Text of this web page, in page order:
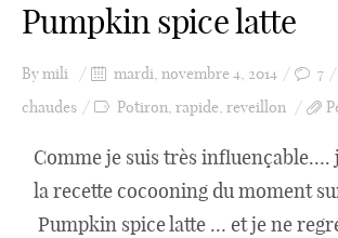
Catégories
Apéro
Entrée
Pumpkin spice latte
Bymili mardi, novembre 4, 2014 7
chaudes
Potiron, rapide, reveillon
Comme je suis très influençable….
la recette cocooning du moment
Pumpkin spice latte … et je ne